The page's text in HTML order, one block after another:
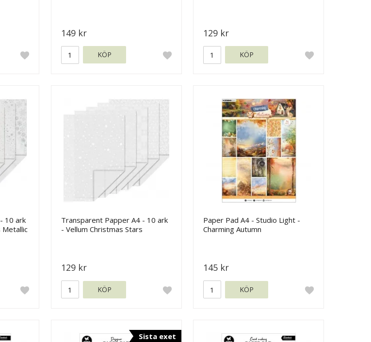
149 kr
KÖP
129 kr
KÖP
10 ark
Metallic
Transparent Papper A4 - 10 ark
- Vellum Christmas Stars
129 kr
KÖP
Paper Pad A4 - Studio Light -
Charming Autumn
145 kr
KÖP
Sista exet